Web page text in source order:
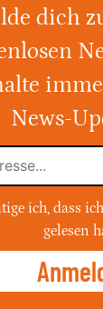
100.000
dich
News-
ich, dass
gelesen